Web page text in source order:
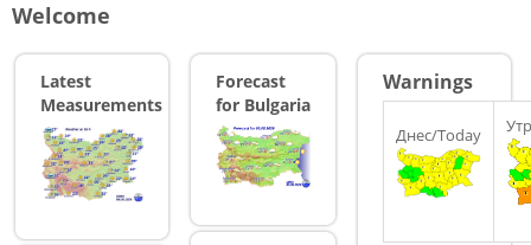
Welcome
Latest
Measurements
Forecast
for Bulgaria
Warnings
Днес/Today